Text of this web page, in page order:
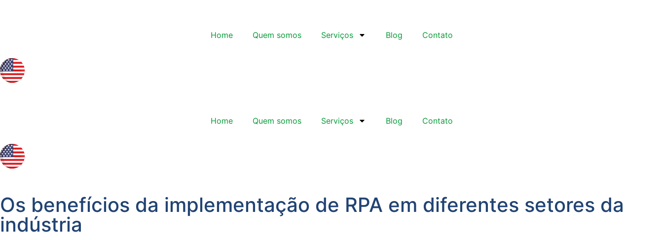
Home Quem somos Serviços Blog Contato
Home Quem somos Serviços Blog Contato
Os benefícios da implementação de RPA em diferentes setores da
indústria